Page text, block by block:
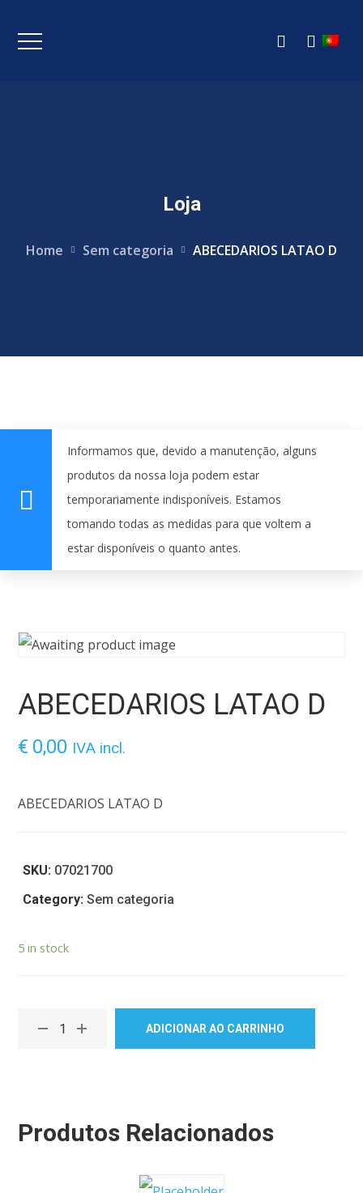
Loja
Home Sem categoria ABECEDARIOS LATAO D
Informamos que, devido a manutenção, alguns
produtos da nossa loja podem estar
temporariamente indisponíveis. Estamos
tomando todas as medidas para que voltem a
estar disponíveis o quanto antes.
ABECEDARIOS LATAO D
€ 0,00 IVA incl.
ABECEDARIOS LATAO D
SKU: 07021700
Category:Sem categoria
5 in stock
ADICIONAR AO CARRINHO
Produtos Relacionados